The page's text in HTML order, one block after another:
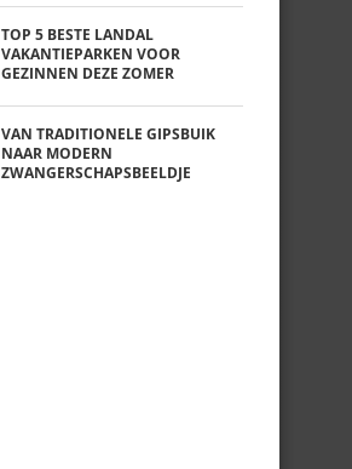
TOP 5 BESTE LANDAL
VAKANTIEPARKEN VOOR
GEZINNEN DEZE ZOMER
VAN TRADITIONELE GIPSBUIK
NAAR MODERN
ZWANGERSCHAPSBEELDJE